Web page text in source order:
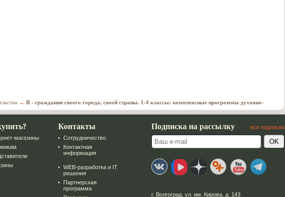
→ Я - гражданин своего города, своей страны. 1-4 классы: комплексные программы духовно-
магазины
Контакты
Сотрудничество
Контактная
информация
WEB-разработка и IT
решения
Партнерская
программа
Подписка на рассылку все подписки
г. Волгоград ул. им. Кирова, д. 143